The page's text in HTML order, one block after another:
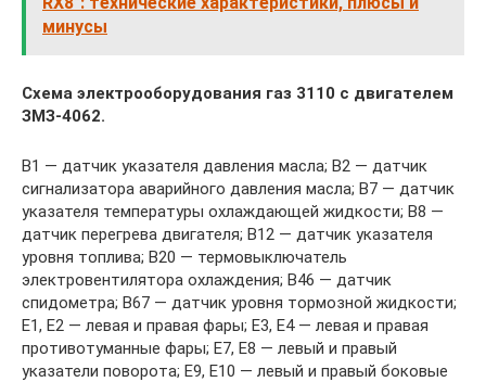
минусы
Схема электрооборудования газ 3110 с двигателем
ЗМЗ-4062.
В1 — датчик указателя давления масла; В2 — датчик
сигнализатора аварийного давления масла; В7 — датчик
указателя температуры охлаждающей жидкости; В8 —
датчик перегрева двигателя; В12 — датчик указателя
уровня топлива; В20 — термовыключатель
электровентилятора охлаждения; В46 — датчик
спидометра; В67 — датчик уровня тормозной жидкости;
Е1, Е2 — левая и правая фары; Е3, Е4 — левая и правая
противотуманные фары; Е7, Е8 — левый и правый
указатели поворота; Е9, Е10 — левый и правый боковые